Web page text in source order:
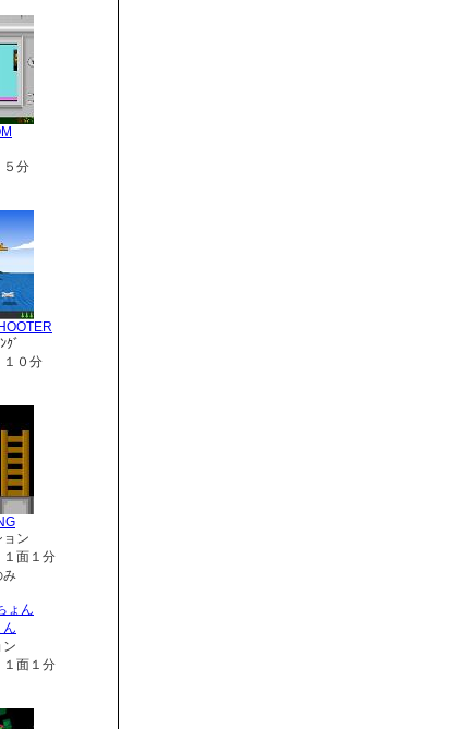
５分
ｸﾞ
１０分
ン
１面１分
み
ん
ン
１面１分